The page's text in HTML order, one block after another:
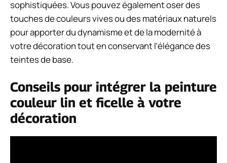
sophistiquées. Vous pouvez également oser des
touches de couleurs vives ou des matériaux naturels
pour apporter du dynamisme et de la modernité à
votre décoration tout en conservant l’élégance des
teintes de base.
Conseils pour intégrer la peinture
couleur lin et ficelle à votre
décoration